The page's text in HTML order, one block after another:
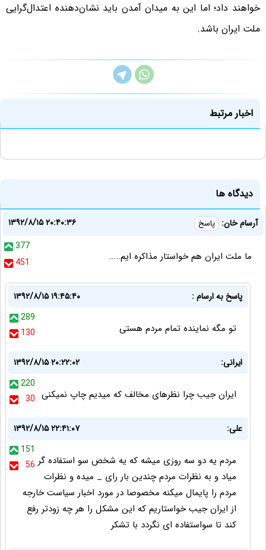
خواهند داد؛ اما این به میدان آمدن باید نشان‌دهنده اعتدال‌گرایی
ملت ایران باشد.
اخبار مرتبط
دیدگاه ها
آرسام خان: پاسخ
۱۳۹۲/۸/۱۵ ۲۰:۴۰:۳۶
377
451
ما ملت ایران هم خواستار مذاکره ایم.....
پاسخ به ارسام :
۱۳۹۲/۸/۱۵ ۱۹:۴۵:۴۰
289
130
تو مگه نماینده تمام مردم هستی
ایرانی:
۱۳۹۲/۸/۱۵ ۲۰:۲۲:۰۲
220
30 ایران جیب چرا نظرهای مخالف که میدیم چاپ نمیکنی
علی:
۱۳۹۲/۸/۱۵ ۲۲:۴۱:۰۷
151
56 مردم یه دو سه روزی میشه که یه شخص سو استفاده گر
میاد و به نظرات مردم چندین بار رای _ میده و نظرات
مردم را پایمال میکنه مخصوصا در مورد اخبار سیاست خارجه
از ایران جیب خواستاریم که این مشکل را هر چه زودتر رفع
کند تا سواستفاده ای نگردد با تشکر